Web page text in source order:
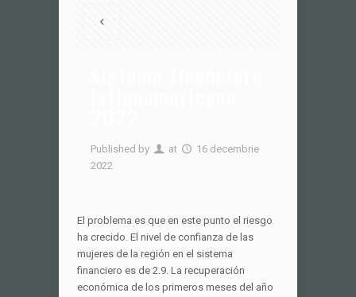
Published by at
16 decembrie
2022
El problema es que en este punto el riesgo
ha crecido. El nivel de confianza de las
mujeres de la región en el sistema
financiero es de 2.9. La recuperación
económica de los primeros meses del año